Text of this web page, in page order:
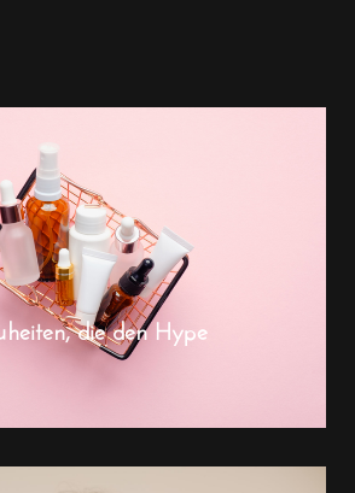
die den Hype